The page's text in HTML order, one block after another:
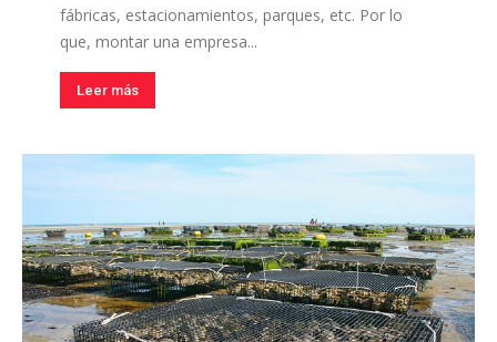
fábricas, estacionamientos, parques, etc. Por lo
que, montar una empresa...
Leer más